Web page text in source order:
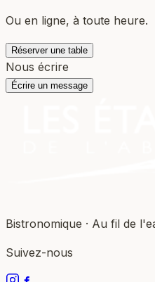
Ou en ligne, à toute heure.
Réserver une table
Nous écrire
Écrire un message
Bistronomique · Au fil de
Suivez-nous